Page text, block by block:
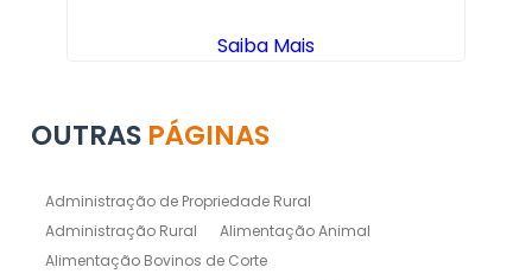
Saiba Mais
OUTRAS PÁGINAS
Administração de Propriedade Rural
Administração Rural
Alimentação Animal
Alimentação Bovinos de Corte